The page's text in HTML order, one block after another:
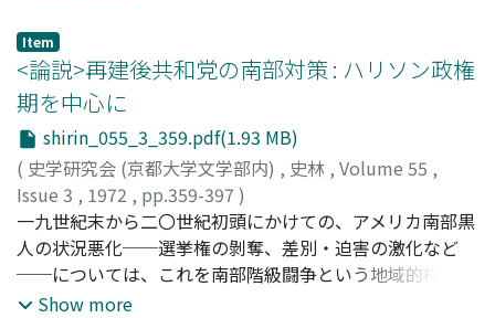
ーとする「長者」は黄老術と任俠的結合を体現するものと
して、当時の人々によって追求され、理想とされた人間像
である。黄老術は武帝の治世に至ってしだいに儒術に圧倒
され、没落を余儀なくされた。司馬談・司馬遷父子は、こ
の時期にあって、長者が自由放任を謳歌した漢初を追憶し
つつ『史記』を編纂したのである。
Item
<論説>再建後共和党の南部対策 : ハリソン政権
期を中心に
shirin_055_3_359.pdf(1.93 MB)
( 史学研究会 (京都大学文学部内) , 史林 , Volume 55 ,
Issue 3 , 1972 , pp.359-397 )
横山, 良;Yokoyama, R;ヨコヤマ
一九世紀末から二〇世紀初頭にかけての、アメリカ南部黒
人の状況悪化──選挙権の剝奪、差別・迫害の激化など
──については、これを南部階級闘争という地域的枠の中
でみる見解が支配的である。しかし、この状況を規定した
Show more